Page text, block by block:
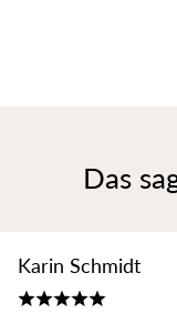
Das
Karin Schmidt